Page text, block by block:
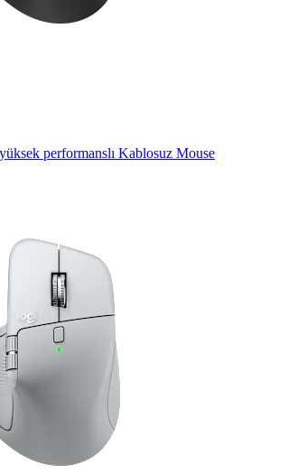
performanslı Kablosuz Mouse